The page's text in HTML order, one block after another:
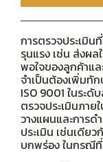
การตรวจประเมิ
รุนแรง เช่น ส่งผล
พอใจของลูกค้าแ
จำเป็นต้องเพิ่มทัก
ISO 9001 ในระดั
ตรวจประเมินภาย
วางแผนและการด
ประเมิน เช่นเดีย
บกพร่อง ในกรณีที่